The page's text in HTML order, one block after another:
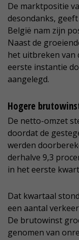
De marktpositie
desondanks,
België nam zijn
Naast de
het uitbreken van
eerste instantie
aangelegd.
Hogere
De netto-omzet
doordat de
werden
derhalve 9,3
in het eerste
Dat kwartaal
een aantal
De brutowinst
genomen van